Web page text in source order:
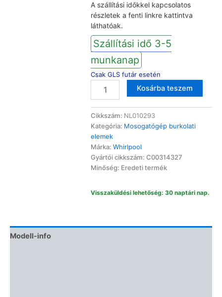
A szállítási időkkel kapcsolatos
részletek a fenti linkre kattintva
láthatóak.
Szállítási idő 3-5
munkanap
Csak GLS futár esetén
mosogatógép
C00314327
mennyiség
Kosárba teszem
Cikkszám: NL010293
Kategória: Mosogatógép burkolati
elemek
Márka:Whirlpool
Gyártói cikkszám: C00314327
Minőség: Eredeti termék
Visszaküldési lehetőség: 30 naptári nap.
Modell-info